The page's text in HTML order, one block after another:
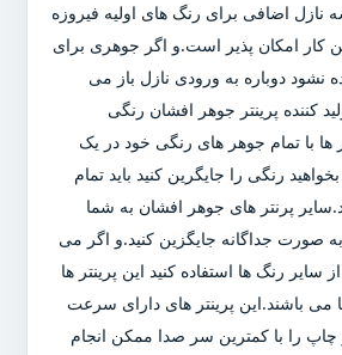
اضافی برای رنگ های اولیه فیروزه
کار امکان پذیر است.و اگر جوهری برای
نشود دوباره به ورودی نازل باز می
کننده پرینتر جوهر افشان رنگی
ها با تمام جوهر های رنگی خود در یک
رنگی را جایگرین کنید باید تمام
پرنتر های جوهر افشان به شما
صورت جداگانه جایگزین کنید.و اگر می
سایر رنگ ها استفاده کنید این پرینتر ها
می باشند.این پرینتر های دارای سرعت
چاپ را با کمترین سر صدا ممکن انجام